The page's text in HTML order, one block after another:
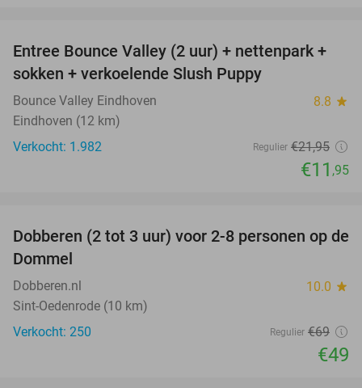
46%
Entree Bounce Valley (2 uur) + nettenpark +
sokken + verkoelende Slush Puppy
Bounce Valley Eindhoven 8.8 star
Eindhoven (12 km)
Verkocht: 1.982
Regulier €21,95
€11 ,95
29%
Dobberen (2 tot 3 uur) voor 2-8 personen op de
Dommel
Dobberen.nl 10.0 star
Sint-Oedenrode (10 km)
Verkocht: 250
Regulier €69
€49